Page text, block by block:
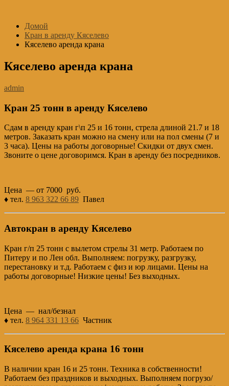
содержимому
Домой
Кран в аренду Кяселево
Кяселево аренда крана
Кяселево аренда крана
admin
Кран 25 тонн в аренду Кяселево
Сдам в аренду кран г\п 25 и 16 тонн, стрела длиной 21.7 и 18
метров. Заказать кран можно на смену или на пол смены (7 и
3 часа). Цены на работы договорные! Скидки от двух смен.
Звоните о цене договоримся. Кран в аренду без посредников.
Цена — от 7000 руб.
♦ тел. 8 963 322 66 89 Павел
Автокран в аренду Кяселево
Кран г/п 25 тонн с вылетом стрелы 31 метр. Работаем по
Питеру и по Лен обл. Выполняем: погрузку, разгрузку,
перестановку и т.д. Работаем с физ и юр лицами. Цены на
работы договорные! Низкие цены! Без выходных.
Цена — нал/безнал
♦ тел. 8 964 331 13 66 Частник
Кяселево аренда крана 16 тонн
В наличии кран 16 и 25 тонн. Техника в собственности!
Работаем без праздников и выходных. Выполняем погрузо/